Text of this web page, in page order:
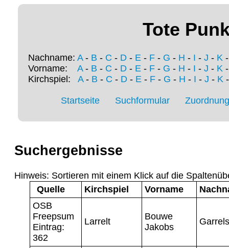
Tote
Nachname: A- B - C - D - E - F - G - H - I - J - K
Vorname: A- B - C - D - E - F - G - H - I - J - K
Kirchspiel: A- B - C - D- E- F- G - H - I - J - K
Startseite Suchformular
Suchergebnisse
Hinweis: Sortieren mit einem Klick auf die
Quelle
Kirchspiel Vorname
OSB
Freepsum
Eintrag:
362
Larrelt
Bouwe
Jakobs
Garrels